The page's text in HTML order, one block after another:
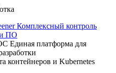
Комплексный контроль
ПО
Единая платформа для
контейнеров и Kubernetes